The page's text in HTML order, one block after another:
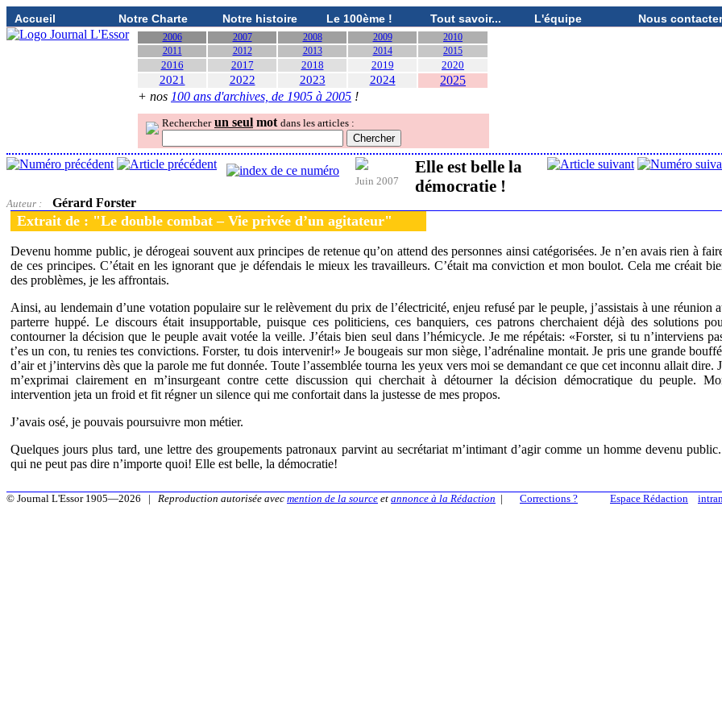
Accueil Notre Charte Notre histoire Le 100ème ! Tout savoir... L'équipe Nous contacter
2006 2007 2008 2009
2010
2011
2012 2013 2014 2015
2016 2017 2018 2019 2020
2021 2022 2023 2024
2025
+ nos 100 ans d'archives, de 1905 à 2005 !
Rechercher un seul mot dans les articles :
Juin 2007
Elle est belle la
démocratie !
Auteur : Gérard Forster
Extrait de : "Le double combat – Vie privée d’un agitateur"
Devenu homme public, je dérogeai souvent aux principes de retenue qu’on attend des personnes ainsi catégorisées. Je n’en avais rien à
de ces principes. C’était en les ignorant que je défendais le mieux les travailleurs. C’était ma conviction et mon boulot. Cela me créait
des problèmes, je les affrontais.
Ainsi, au lendemain d’une votation populaire sur le relèvement du prix de l’électricité, enjeu refusé par le peuple, j’assistais à une réunion
parterre huppé. Le discours était insupportable, puisque ces politiciens, ces banquiers, ces patrons cherchaient déjà des solutions
contourner la décision que le peuple avait votée la veille. J’étais bien seul dans l’hémicycle. Je me répétais: «Forster, si tu n’interviens
t’es un con, tu renies tes convictions. Forster, tu dois intervenir!» Je bougeais sur mon siège, l’adrénaline montait. Je pris une grande
d’air et j’intervins dès que la parole me fut donnée. Toute l’assemblée tourna les yeux vers moi se demandant ce que cet inconnu allait dire.
m’exprimai clairement en m’insurgeant contre cette discussion qui cherchait à détourner la décision démocratique du peuple.
intervention jeta un froid et fit régner un silence qui me confortait dans la justesse de mes propos.
J’avais osé, je pouvais poursuivre mon métier.
Quelques jours plus tard, une lettre des groupements patronaux parvint au secrétariat m’intimant d’agir comme un homme devenu
qui ne peut pas dire n’importe quoi! Elle est belle, la démocratie!
Espace Rédaction
© Journal L'Essor 1905—2026 | Reproduction autorisée avec mention de la source et annonce à la Rédaction | Corrections ?